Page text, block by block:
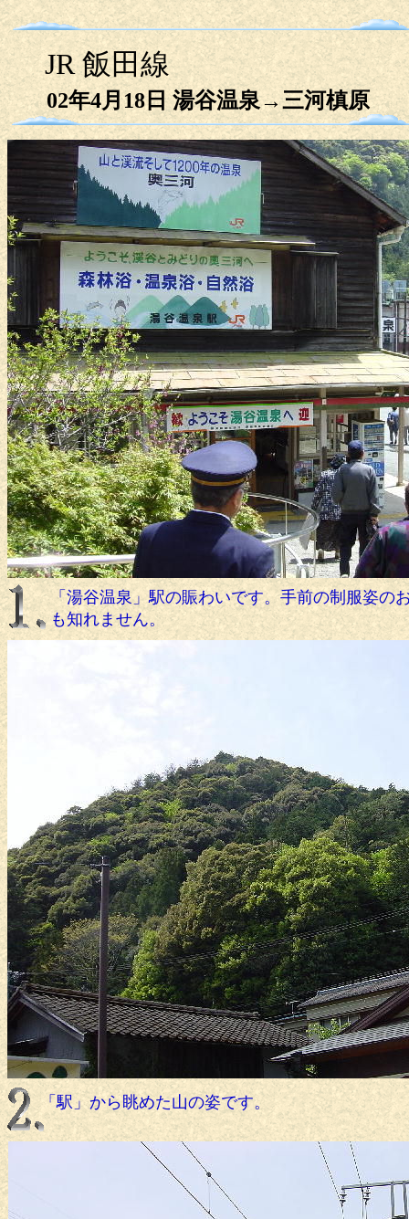
JR 飯田線
02年4月18日 湯谷温泉→三河槙原
「湯谷温泉」駅の賑わいです。手前の制服姿の
も知れません。
「駅」から眺めた山の姿です。